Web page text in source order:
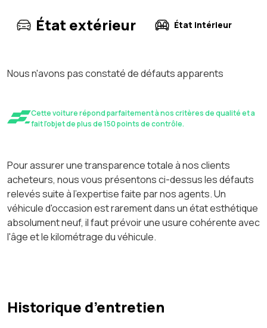
État extérieur État intérieur
Nous n'avons pas constaté de défauts apparents
Cette voiture répond parfaitement à nos critères de qualité et a
fait l'objet de plus de 150 points de contrôle.
Pour assurer une transparence totale à nos clients
acheteurs, nous vous présentons ci-dessus les défauts
relevés suite à l'expertise faite par nos agents. Un
véhicule d'occasion est rarement dans un état esthétique
absolument neuf, il faut prévoir une usure cohérente avec
l'âge et le kilométrage du véhicule.
Historique d’entretien